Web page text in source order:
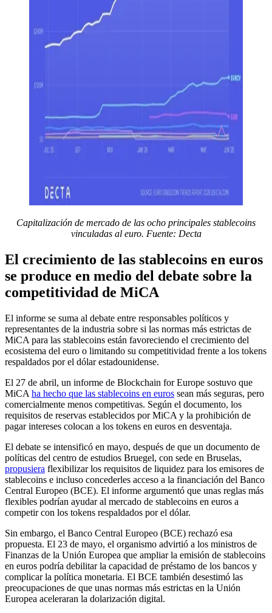
Capitalización de mercado de las ocho principales stablecoins
vinculadas al euro. Fuente: Decta
El crecimiento de las stablecoins en euros
se produce en medio del debate sobre la
competitividad de MiCA
El informe se suma al debate entre responsables políticos y
representantes de la industria sobre si las normas más estrictas de
MiCA para las stablecoins están favoreciendo el crecimiento del
ecosistema del euro o limitando su competitividad frente a los tokens
respaldados por el dólar estadounidense.
El 27 de abril, un informe de Blockchain for Europe sostuvo que
MiCA ha hecho que las stablecoins en euros sean más seguras, pero
comercialmente menos competitivas. Según el documento, los
requisitos de reservas establecidos por MiCA y la prohibición de
pagar intereses colocan a los tokens en euros en desventaja.
El debate se intensificó en mayo, después de que un documento de
políticas del centro de estudios Bruegel, con sede en Bruselas,
propusiera flexibilizar los requisitos de liquidez para los emisores de
stablecoins e incluso concederles acceso a la financiación del Banco
Central Europeo (BCE). El informe argumentó que unas reglas más
flexibles podrían ayudar al mercado de stablecoins en euros a
competir con los tokens respaldados por el dólar.
Sin embargo, el Banco Central Europeo (BCE) rechazó esa
propuesta. El 23 de mayo, el organismo advirtió a los ministros de
Finanzas de la Unión Europea que ampliar la emisión de stablecoins
en euros podría debilitar la capacidad de préstamo de los bancos y
complicar la política monetaria. El BCE también desestimó las
preocupaciones de que unas normas más estrictas en la Unión
Europea aceleraran la dolarización digital.